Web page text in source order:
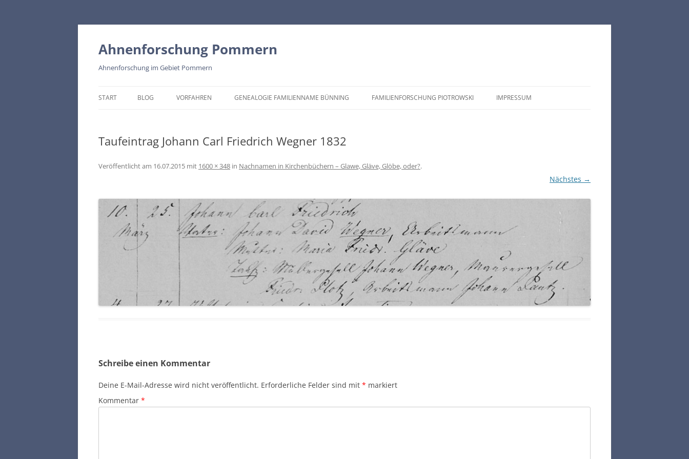
Zum
springen
Ahnenforschung Pommern
Ahnenforschung im Gebiet Pommern
START BLOG VORFAHREN
WISKOW – KREIS CAMMIN
GENEALOGIE FAMILIENNAME BÜNNING FAMILIENFORSCHUNG PIOTROWSKI IMPRESSUM
Taufeintrag Johann Carl Friedrich Wegner 1832
Veröffentlicht am 16.07.2015 mit 1600 × 348 in Nachnamen in Kirchenbüchern – Glawe, Gläve, Glöbe, oder?.
Nächstes →
Schreibe einen Kommentar
Deine E-Mail-Adresse wird nicht veröffentlicht. Erforderliche Felder sind mit * markiert
Kommentar *